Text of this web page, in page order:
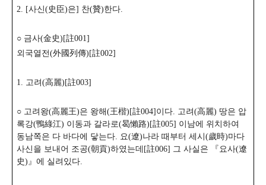
2. [사신(史臣)은] 찬(贊)한다.
○ 금사(金史)[註001]
외국열전(外國列傳)[註002]
1. 고려(高麗)[註003]
○ 고려왕(高麗王)은 왕해(王楷)[註004]이다. 고려(高麗) 땅은 압
록강(鴨綠江) 이동과 갈라로(曷懶路)[註005] 이남에 위치하여
동남쪽은 다 바다에 닿는다. 요(遼)나라 때부터 세시(歲時)마다
사신을 보내어 조공(朝貢)하였는데[註006] 그 사실은 『요사(遼
史)』에 실려있다.